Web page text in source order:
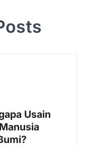
Usain